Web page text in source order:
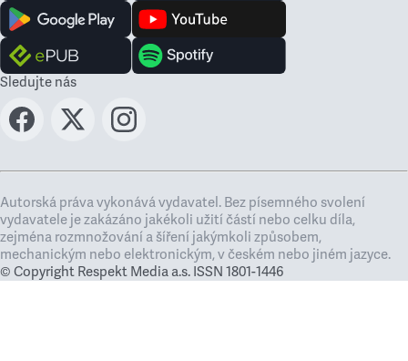
Sledujte nás
Autorská práva vykonává vydavatel. Bez písemného svolení
vydavatele je zakázáno jakékoli užití částí nebo celku díla,
zejména rozmnožování a šíření jakýmkoli způsobem,
mechanickým nebo elektronickým, v českém nebo jiném jazyce.
© Copyright Respekt Media a.s. ISSN 1801-1446